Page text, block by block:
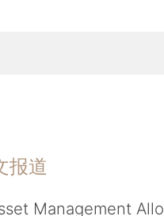
报道
Management